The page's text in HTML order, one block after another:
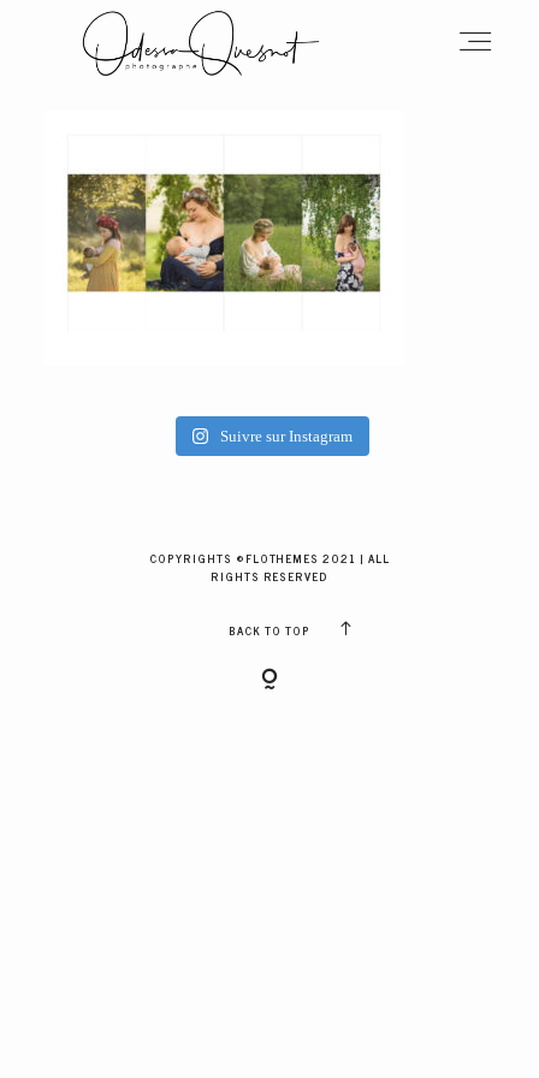
Suivre sur Instagram
COPYRIGHTS ©FLOTHEMES 2021 | ALL
RIGHTS RESERVED
BACK TO TOP
MON TRAVAIL
BOH'AIME
GALERIES CLIENTS